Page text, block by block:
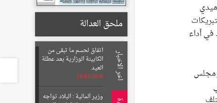
في أداء
ومجلس
ملحق العدالة
اتفاق لحسم ما تبقى من
الكابينة الوزارية بعد عطلة
العيد
19/05/2026
وزير المالية : البلاد تواجه
اخر الاخبار